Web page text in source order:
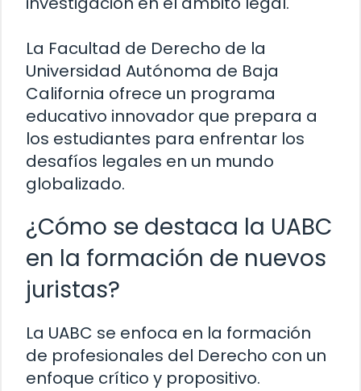
La Facultad de Derecho de la
Universidad Autónoma de Baja
California ofrece un programa
educativo innovador que prepara a
los estudiantes para enfrentar los
desafíos legales en un mundo
globalizado.
¿Cómo se destaca la UABC
en la formación de nuevos
juristas?
La UABC se enfoca en la formación
de profesionales del Derecho con un
enfoque crítico y propositivo.